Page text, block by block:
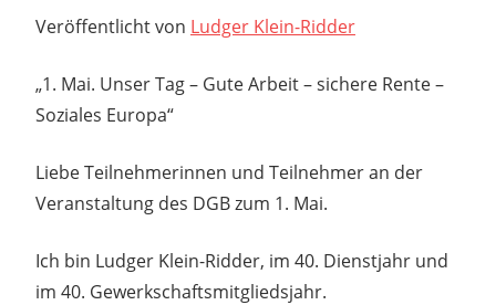
Veröffentlicht von Ludger Klein-Ridder
„1. Mai. Unser Tag – Gute Arbeit – sichere Rente –
Soziales Europa“
Liebe Teilnehmerinnen und Teilnehmer an der
Veranstaltung des DGB zum 1. Mai.
Ich bin Ludger Klein-Ridder, im 40. Dienstjahr und
im 40. Gewerkschaftsmitgliedsjahr.